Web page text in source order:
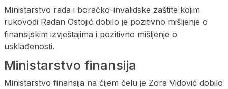
Ministarstvo rada i boračko-invalidske zaštite kojim
rukovodi Radan Ostojić dobilo je pozitivno mišljenje o
finansijskim izvještajima i pozitivno mišljenje o
usklađenosti.
Ministarstvo finansija
Ministarstvo finansija na čijem čelu je Zora Vidović dobilo